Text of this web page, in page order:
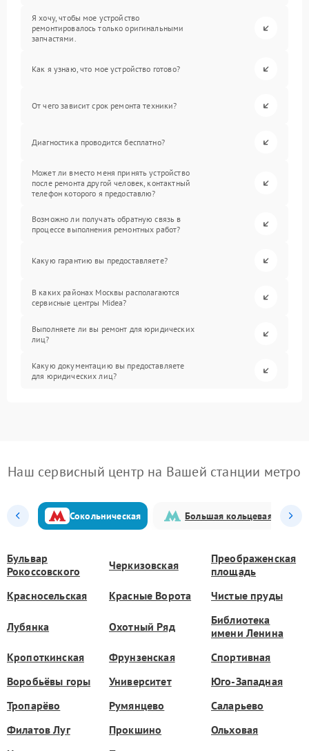
Я хочу, чтобы мое устройство
ремонтировалось только оригинальными
запчастями.
Как я узнаю, что мое устройство готово?
От чего зависит срок ремонта техники?
Диагностика проводится бесплатно?
Может ли вместо меня принять устройство
после ремонта другой человек, контактный
телефон которого я предоставлю?
Возможно ли получать обратную связь в
процессе выполнения ремонтных работ?
Какую гарантию вы предоставляете?
В каких районах Москвы располагаются
сервисные центры Midea?
Выполняете ли вы ремонт для юридических
лиц?
Какую документацию вы предоставляете
для юридических лиц?
Наш сервисный центр на Вашей станции метро
Сокольническая Большая кольцевая
Бульвар
Рокоссовского
Черкизовская
Преображенская
площадь
Красносельская
Красные Ворота Чистые пруды
Лубянка Охотный Ряд
Библиотека
имени Ленина
Кропоткинская
Фрунзенская
Спортивная
Воробьёвы горы
Университет
Юго-Западная
Тропарёво
Румянцево
Саларьево
Филатов Луг
Прокшино
Ольховая